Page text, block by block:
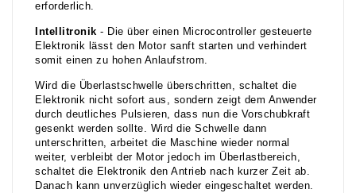
erforderlich.
Intellitronik - Die über einen Microcontroller gesteuerte
Elektronik lässt den Motor sanft starten und verhindert
somit einen zu hohen Anlaufstrom.
Wird die Überlastschwelle überschritten, schaltet die
Elektronik nicht sofort aus, sondern zeigt dem Anwender
durch deutliches Pulsieren, dass nun die Vorschubkraft
gesenkt werden sollte. Wird die Schwelle dann
unterschritten, arbeitet die Maschine wieder normal
weiter, verbleibt der Motor jedoch im Überlastbereich,
schaltet die Elektronik den Antrieb nach kurzer Zeit ab.
Danach kann unverzüglich wieder eingeschaltet werden.